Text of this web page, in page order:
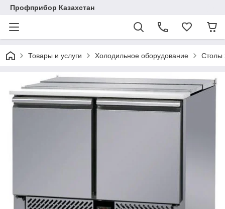
Профприбор Казахстан
Товары и услуги Холодильное оборудование Столы